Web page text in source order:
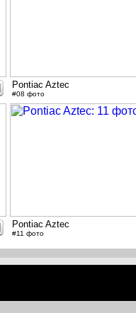
Pontiac Aztec
#08 фото
Pontiac Aztec
#11 фото